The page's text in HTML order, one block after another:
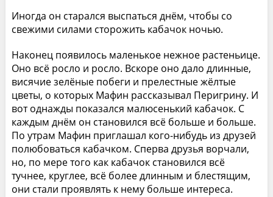
Иногда он старался выспаться днём, чтобы со
свежими силами сторожить кабачок ночью.
Наконец появилось маленькое нежное растеньице.
Оно всё росло и росло. Вскоре оно дало длинные,
висячие зелёные побеги и прелестные жёлтые
цветы, о которых Мафин рассказывал Перигрину. И
вот однажды показался малюсенький кабачок. С
каждым днём он становился всё больше и больше.
По утрам Мафин приглашал кого-нибудь из друзей
полюбоваться кабачком. Сперва друзья ворчали,
но, по мере того как кабачок становился всё
тучнее, круглее, всё более длинным и блестящим,
они стали проявлять к нему больше интереса.